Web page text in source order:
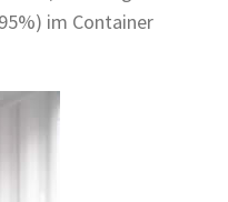
im Container